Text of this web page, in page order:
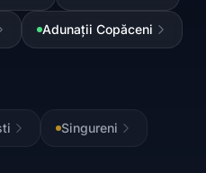
Adunații Copăceni
Singureni